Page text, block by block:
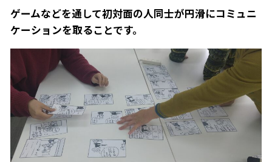
ゲームなどを通して初対面の人同士が円滑にコミュニ
ケーションを取ることです。